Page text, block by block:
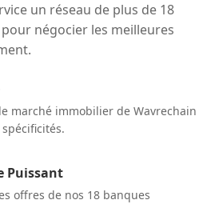
un réseau de plus de 18
négocier les meilleures
marché immobilier de Wavrechain
Puissant
offres de nos 18 banques